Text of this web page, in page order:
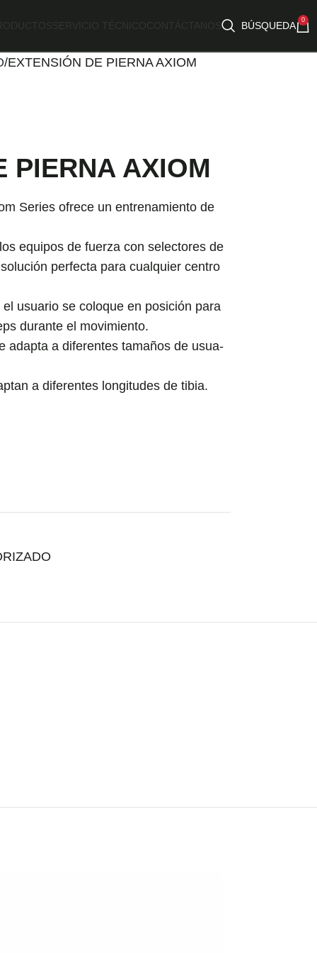
SERVICIO TÉCNICO CONTÁCTANOS BÚSQUEDA 0
EXTENSIÓN DE PIERNA AXIOM
PIERNA AXIOM
Series ofrece un entrenamiento de
equipos de fuerza con selectores de
perfecta para cualquier centro
usuario se coloque en posición para
durante el movimiento.
adapta a diferentes tamaños de usua-
a diferentes longitudes de tibia.